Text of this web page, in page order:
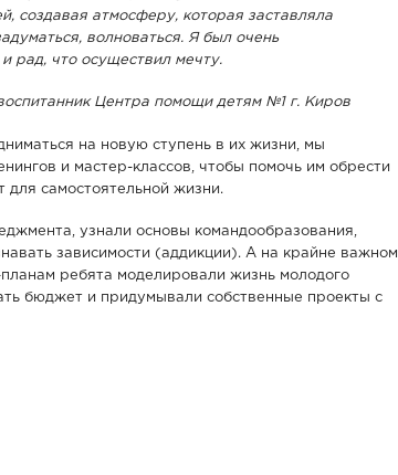
создавая атмосферу, которая заставляла
волноваться. Я был очень
и рад, что осуществил мечту.
Центра помощи детям №1 г. Киров
на новую ступень в их жизни, мы
и мастер-классов, чтобы помочь им обрести
самостоятельной жизни.
узнали основы командообразования,
зависимости (аддикции). А на крайне важном
ребята моделировали жизнь молодого
бюджет и придумывали собственные проекты с